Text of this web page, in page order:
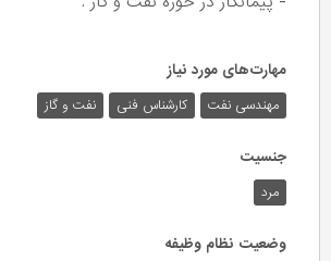
مهارت‌های مورد نیاز
مهندسی نفت کارشناس فنی نفت و گاز
جنسیت
مرد
وضعیت نظام وظیفه